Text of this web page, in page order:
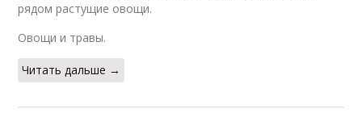
рядом растущие овощи.
Овощи и травы.
Читать дальше →